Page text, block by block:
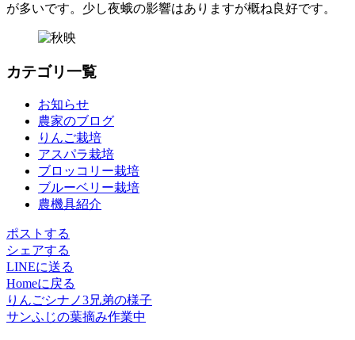
が多いです。少し夜蛾の影響はありますが概ね良好です。
カテゴリ一覧
お知らせ
農家のブログ
りんご栽培
アスパラ栽培
ブロッコリー栽培
ブルーベリー栽培
農機具紹介
ポストする
シェアする
LINEに送る
Homeに戻る
りんごシナノ3兄弟の様子
サンふじの葉摘み作業中